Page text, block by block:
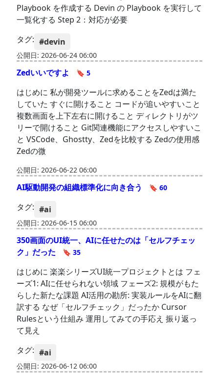
Playbook を作成する Devin の Playbook を実行して
一覧化する Step 2：対応が必要
タグ: #devin
公開日: 2026-06-24 06:00
Zedいいですよ 🔖 5
はじめに 私が開発ツールに求めることをZedは満た
していた すぐに開けること コードが追いやすいこと
複数画面を上下左右に開けること ディレクトリがツ
リーで開けること Git関連機能にアクセスしやすいこ
と VSCode、Ghostty、Zedを比較する Zedの使用感
Zedの微
公開日: 2026-06-22 06:00
AI駆動開発の組織標準化に向き合う 🔖 60
タグ: #ai
公開日: 2026-06-15 06:00
350画面のUI統一、AIに任せたのは「セルフチェッ
ク」だった
🔖 35
はじめに 楽楽シリーズUI統一プロジェクトとは フェ
ーズ1: AIに任せられない領域 フェーズ2: 規模がもた
らした新たな課題 AI活用の勘所: 実装ルールをAIに翻
訳する なぜ「セルフチェック」だったか Cursor
Rulesという仕組み 運用してみての手応え 振り返っ
て見え
タグ: #ai
公開日: 2026-06-12 06:00